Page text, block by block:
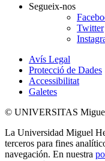
Segueix-nos
Twitter
Avís Legal
Protecció de Dades
Accessibilitat
Galetes
© UNIVERSITAS
La Universidad Miguel
terceros para fines
navegación. En nuestra